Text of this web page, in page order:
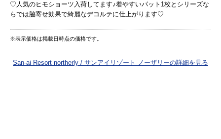
♡人気のヒモショーツ入荷してます♪着やすいパット1枚とシリーズな
らでは脇寄せ効果で綺麗なデコルテに仕上がります♡
※表示価格は掲載日時点の価格です。
San-ai Resort northerly / サンアイリゾート ノーザリーの詳細を見る